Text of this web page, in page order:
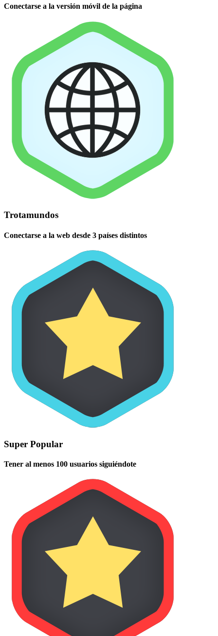
Conectarse a la versión móvil de la página
Trotamundos
Conectarse a la web desde 3 países distintos
Super Popular
Tener al menos 100 usuarios siguiéndote